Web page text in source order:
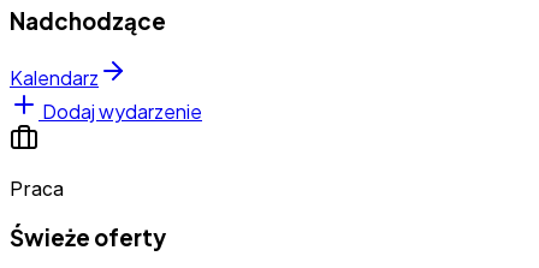
Nadchodzące
Kalendarz
Dodaj wydarzenie
Praca
Świeże oferty